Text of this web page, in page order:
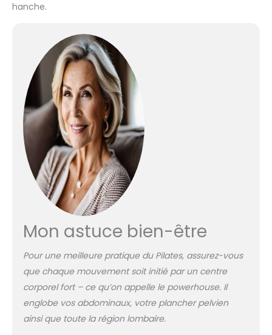
hanche.
Mon astuce bien-être
Pour une meilleure pratique du Pilates, assurez-vous
que chaque mouvement soit initié par un centre
corporel fort – ce qu’on appelle le powerhouse. Il
englobe vos abdominaux, votre plancher pelvien
ainsi que toute la région lombaire.